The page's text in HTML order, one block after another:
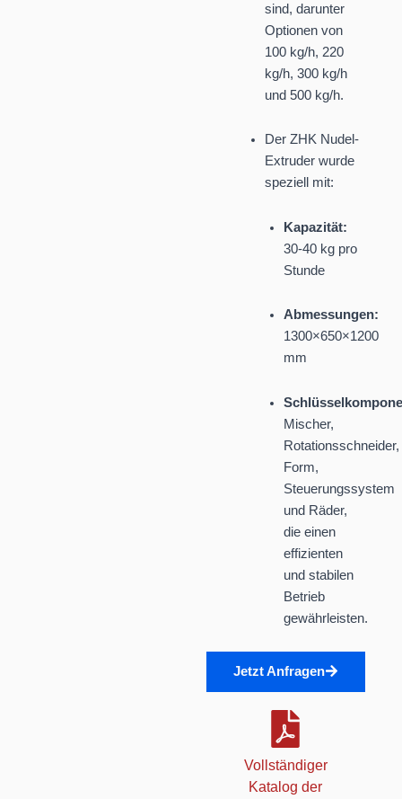
sind, darunter
Optionen von
100 kg/h, 220
kg/h, 300 kg/h
und 500 kg/h.
Der ZHK Nudel-
Extruder wurde
speziell mit:
Kapazität:
30-40 kg pro
Stunde
Abmessungen:
1300×650×1200
mm
Mischer,
Rotationsschneider,
Form,
Steuerungssystem
und Räder,
die einen
effizienten
und stabilen
Betrieb
gewährleisten.
Jetzt Anfragen
Vollständiger
Katalog der